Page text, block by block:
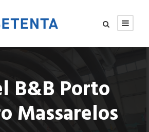
B&B Porto
Massarelos